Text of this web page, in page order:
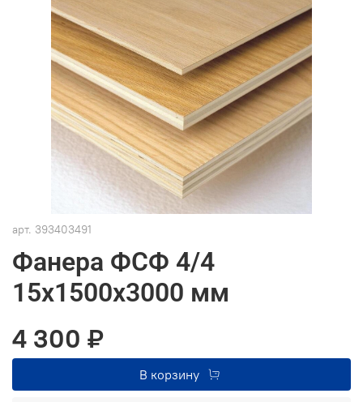
арт. 393403491
Фанера ФСФ 4/4
15х1500х3000 мм
4 300 ₽
В корзину